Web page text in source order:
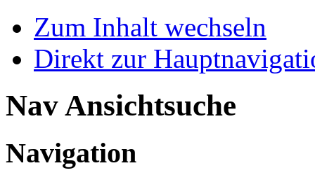
Zum Inhalt wechseln
Direkt zur
Nav Ansichtsuche
Navigation